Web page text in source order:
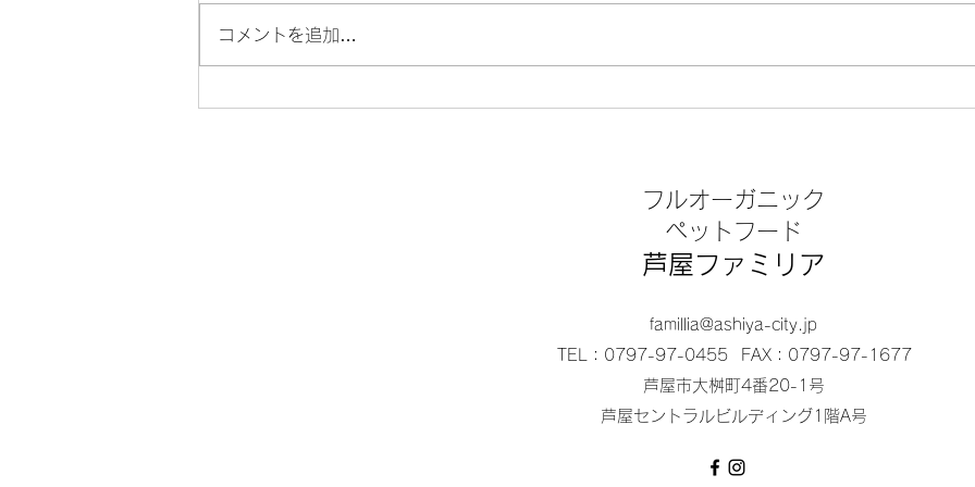
里親さん募集中 / 芦屋動物愛
コメントを追加…
フルオーガニック
​ペットフード
芦屋ファミリア
famillia@ashiya-city.jp
TEL：0797-97-0455
FAX：0797-97-1677
芦屋市大桝町4番20-1号
芦屋セントラルビルディング1階A号